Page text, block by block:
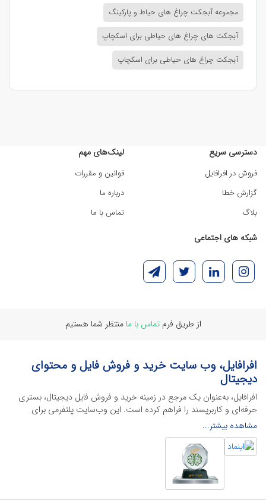
مجموعه آبجکت چراغ های حیاط و پارکینگ
آبجکت های چراغ های حیاطی برای اسکچاپ
آبجکت چراغ های حیاطی برای اسکچاپ
دسترسی سریع
فروش در افرافایل
گزارش خطا
بلاگ
لینک‌های مهم
قوانین و مقررات
درباره ما
تماس با ما
شبکه های اجتماعی
از طریق فرمتماس با ما منتظر شما هستیم
افرافایل، وب سایت خرید و فروش فایل و محتوای
دیجیتال
افرافایل، به‌عنوان یک مرجع در زمینه خرید و فروش فایل دیجیتال، بستری
حرفه‌ای و کاربرپسند را فراهم کرده است. این وب‌سایت‌ پلتفرمی برای
طراحان، دانشجویان و فریلنسرها ایجاد می‌کند تا به راحتی محصولات
دیجیتال خود را به فروش رسانده یا از محتواهایی باکیفیت برای پیشبرد
اهدافشان استفاده کنند.
این سایت با ارائه تنوع گسترده‌ای از محصولات دیجیتال از انواع فایل های
لایه باز نرم افراهای ادیت ویدئو گرفته تا فایل لایه باز فتوشاپ، ایلاستریتور و
اکسل گرفته تا قالب‌های ارائه پاورپوینت به کاربران کمک می‌کند تا زمان و
مشاهده بیشتر...